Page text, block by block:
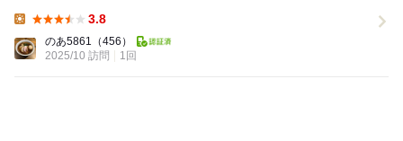
3.8
のあ5861 （456）
2025/10 訪問
1回